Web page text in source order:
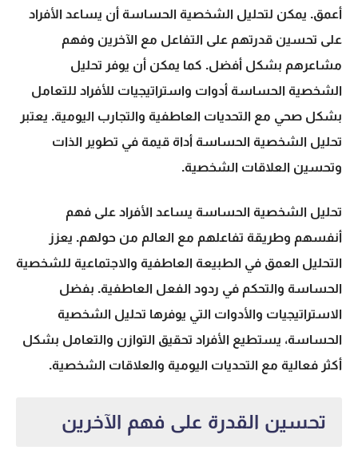
أعمق. يمكن لتحليل الشخصية الحساسة أن يساعد الأفراد
على تحسين قدرتهم على التفاعل مع الآخرين وفهم
مشاعرهم بشكل أفضل. كما يمكن أن يوفر تحليل
الشخصية الحساسة أدوات واستراتيجيات للأفراد للتعامل
بشكل صحي مع التحديات العاطفية والتجارب اليومية. يعتبر
تحليل الشخصية الحساسة أداة قيمة في تطوير الذات
وتحسين العلاقات الشخصية.
تحليل الشخصية الحساسة يساعد الأفراد على فهم
أنفسهم وطريقة تفاعلهم مع العالم من حولهم. يعزز
التحليل العمق في الطبيعة العاطفية والاجتماعية للشخصية
الحساسة والتحكم في ردود الفعل العاطفية. بفضل
الاستراتيجيات والأدوات التي يوفرها تحليل الشخصية
الحساسة، يستطيع الأفراد تحقيق التوازن والتعامل بشكل
أكثر فعالية مع التحديات اليومية والعلاقات الشخصية.
تحسين القدرة على فهم الآخرين